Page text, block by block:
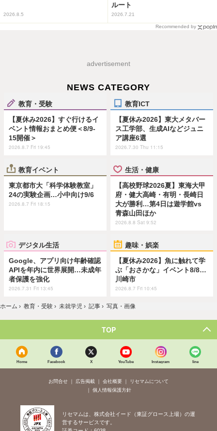
2026.8.5
ルート
2026.7.21
Recommended by
advertisement
NEWS CATEGORY
教育・受験
【夏休み2026】すぐ行けるイ
ベント情報おまとめ便＜8/9-
15開催＞
2026.8.7 Fri 19:45
教育ICT
【夏休み2026】東大メタバー
ス工学部、生成AIなどジュニ
ア講座6選
2026.7.30 Thu 11:15
教育イベント
東京都市大「科学体験教室」
24の実験企画…小中向け9/6
2026.8.7 Fri 18:15
生活・健康
【高校野球2026夏】東海大甲
府・健大高崎・有明・長崎日
大が勝利…第4日は遊学館vs
青森山田ほか
2026.8.8 Sat 9:52
デジタル生活
Google、アプリ向け年齢確認
APIを年内に世界展開…未成年
者保護を強化
2026.7.31 Fri 13:45
趣味・娯楽
【夏休み2026】魚に触れて学
ぶ「おさかな」イベント8/8…
川崎市
2026.8.7 Fri 10:45
ホーム › 教育・受験 › 未就学児 › 記事 › 写真・画像
TOP
Home Facebook X YouTube Instagram line
お問合せ 広告掲載 会社概要
リセマムについて
個人情報保護方針
リセマムは、株式会社イード（東証グロース上場）の運
営するサービスです。